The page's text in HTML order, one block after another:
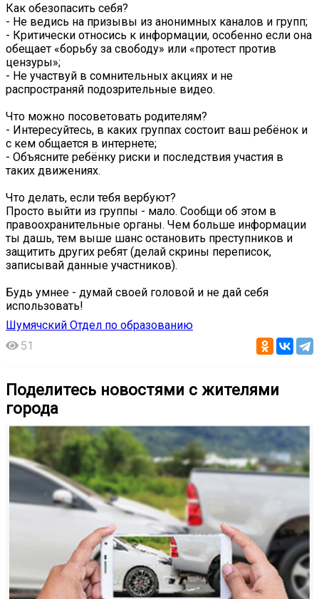
Как обезопасить себя?
- Не ведись на призывы из анонимных каналов и групп;
- Критически относись к информации, особенно если она
обещает «борьбу за свободу» или «протест против
цензуры»;
- Не участвуй в сомнительных акциях и не
распространяй подозрительные видео.
Что можно посоветовать родителям?
- Интересуйтесь, в каких группах состоит ваш ребёнок и
с кем общается в интернете;
- Объясните ребёнку риски и последствия участия в
таких движениях.
Что делать, если тебя вербуют?
Просто выйти из группы - мало. Сообщи об этом в
правоохранительные органы. Чем больше информации
ты дашь, тем выше шанс остановить преступников и
защитить других ребят (делай скрины переписок,
записывай данные участников).
Будь умнее - думай своей головой и не дай себя
использовать!
Шумячский Отдел по образованию
51
Поделитесь новостями с жителями
города